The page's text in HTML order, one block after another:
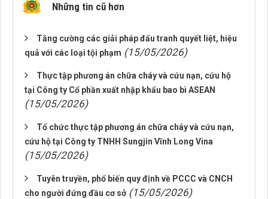
Những tin cũ hơn
Tăng cường các giải pháp đấu tranh quyết liệt, hiệu
quả với các loại tội phạm (15/05/2026)
Thực tập phương án chữa cháy và cứu nạn, cứu hộ
tại Công ty Cổ phần xuất nhập khẩu bao bì ASEAN
(15/05/2026)
Tổ chức thực tập phương án chữa cháy và cứu nạn,
cứu hộ tại Công ty TNHH Sungjin Vĩnh Long Vina
(15/05/2026)
Tuyên truyền, phổ biến quy định về PCCC và CNCH
cho người đứng đầu cơ sở (15/05/2026)